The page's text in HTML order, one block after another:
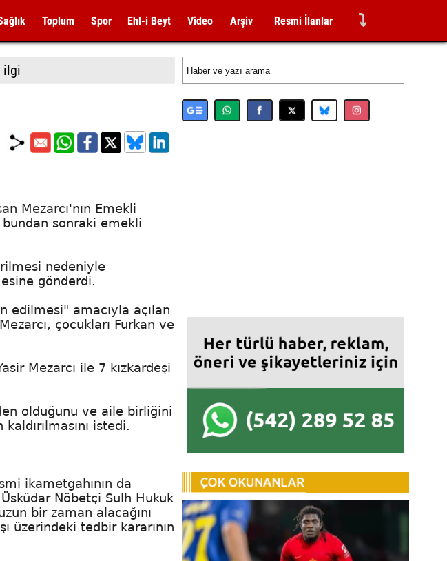
Toplum Spor Ehl-i Beyt Video Arşiv Resmi İlanlar ⤵
ilgi
Mezarcı'nın Emekli
bundan sonraki emekli
nedeniyle
gönderdi.
edilmesi" amacıyla açılan
çocukları Furkan ve
Mezarcı ile 7 kızkardeşi
olduğunu ve aile birliğini
istedi.
ikametgahının da
Nöbetçi Sulh Hukuk
bir zaman alacağını
üzerindeki tedbir kararının